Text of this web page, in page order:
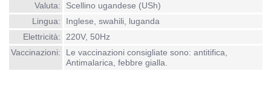
Valuta:
Scellino ugandese (USh)
Lingua:
Inglese, swahili, luganda
Elettricità:
220V, 50Hz
Vaccinazioni:
Le vaccinazioni consigliate sono: antitifica,
Antimalarica, febbre gialla.